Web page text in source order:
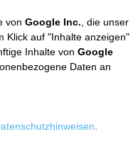
von Google Inc. , die unser
Klick auf "Inhalte anzeigen"
Inhalte von Google
Daten an